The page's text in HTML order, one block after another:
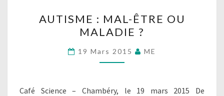
:
MAL-
ÊTRE
OU
?
AUTISME : MAL-ÊTRE OU
MALADIE ?
19 Mars 2015 ME
Café Science – Chambéry, le 19 mars 2015 De